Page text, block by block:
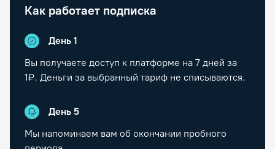
Как работает подписка
День 1
Вы получаете доступ к платформе на 7 дней за
1₽. Деньги за выбранный тариф не списываются.
День 5
Мы напоминаем вам об окончании пробного